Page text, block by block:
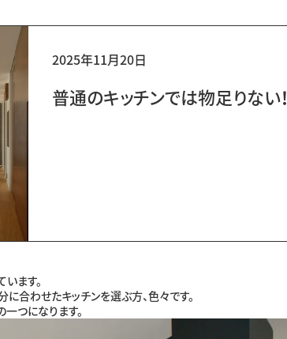
2025年11月20日
普通のキッチンでは物足りない！
ます。
合わせたキッチンを選ぶ方、色々です。
つになります。